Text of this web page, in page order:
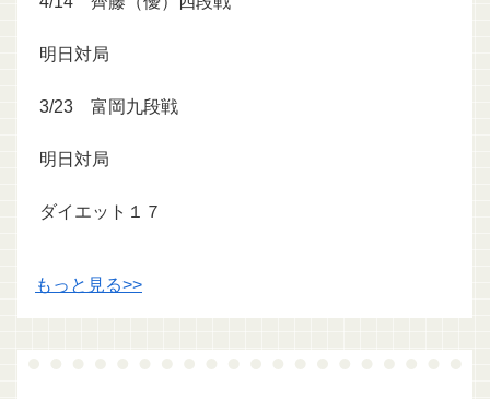
明日対局
3/23 富岡九段戦
明日対局
ダイエット１７
もっと見る>>